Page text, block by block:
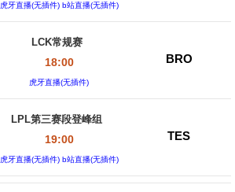
虎牙直播(无插件) b站直播(无插件)
LCK常规赛
18:00
虎牙直播(无插件)
BRO
LPL第三赛段登峰组
19:00
虎牙直播(无插件) b站直播(无插件)
TES